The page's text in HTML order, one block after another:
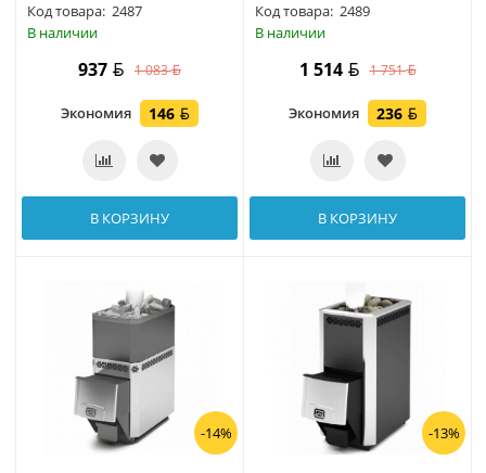
Код товара: 2487
В наличии
937 1 083
Экономия 146
В КОРЗИНУ
Код товара: 2489
В наличии
1 514 1 751
Экономия 236
В КОРЗИНУ
-14% -13%